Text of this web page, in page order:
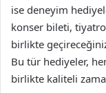
ise deneyim
konser bileti,
birlikte
Bu tür hediyeler,
birlikte kaliteli